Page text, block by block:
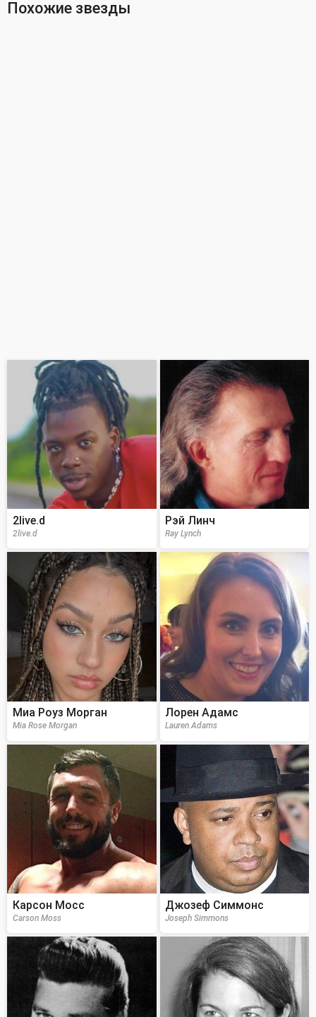
Похожие звезды
2live.d
2live.d
Рэй Линч
Ray Lynch
Миа Роуз Морган
Mia Rose Morgan
Лорен Адамс
Lauren Adams
Карсон Мосс
Carson Moss
Джозеф Симмонс
Joseph Simmons